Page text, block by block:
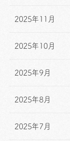
2025年11月
2025年10月
2025年9月
2025年8月
2025年7月